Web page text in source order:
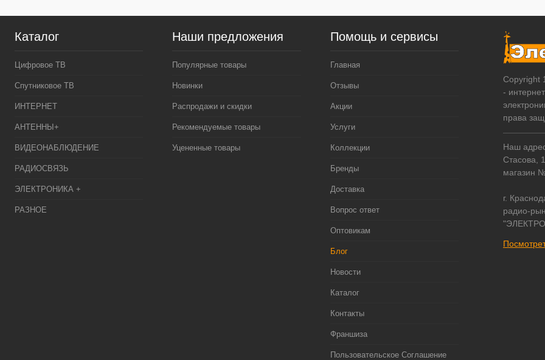
Каталог
Цифровое ТВ
Спутниковое ТВ
ИНТЕРНЕТ
АНТЕННЫ+
ВИДЕОНАБЛЮДЕНИЕ
РАДИОСВЯЗЬ
ЭЛЕКТРОНИКА +
РАЗНОЕ
Наши предложения
Популярные товары
Новинки
Распродажи и скидки
Рекомендуемые товары
Уцененные товары
Помощь и сервисы
Главная
Отзывы
Акции
Услуги
Коллекции
Бренды
Доставка
Вопрос ответ
Оптовикам
Блог
Новости
Каталог
Контакты
Франшиза
Пользовательское Соглашение
Copyright
-
права
Наш
Стасова,
магазин
г.
радио-